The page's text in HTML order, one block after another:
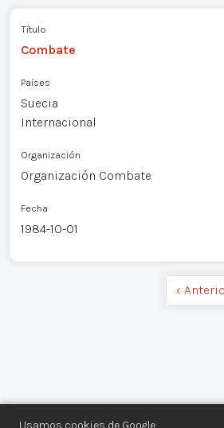
Usamos cookies de Google
Título
Combate
Países
Suecia
Internacional
Organización
Organización Combate
Fecha
1984-10-01
‹